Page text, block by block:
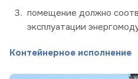
помещение должно
эксплуатации
Контейнерное исполнение